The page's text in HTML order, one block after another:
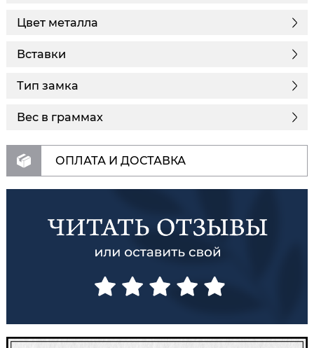
Цвет металла
Вставки
Тип замка
Вес в граммах
ОПЛАТА И ДОСТАВКА